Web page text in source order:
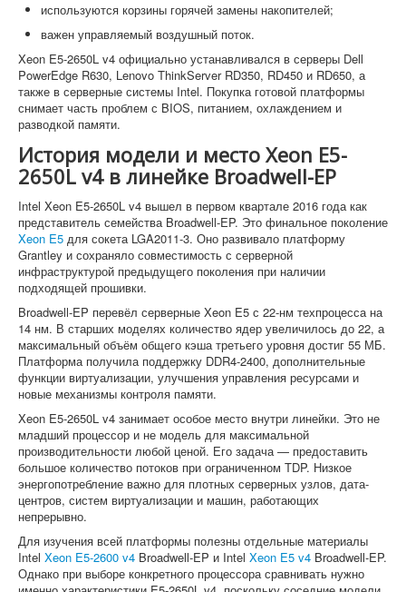
используются корзины горячей замены накопителей;
важен управляемый воздушный поток.
Xeon E5-2650L v4 официально устанавливался в серверы Dell
PowerEdge R630, Lenovo ThinkServer RD350, RD450 и RD650, а
также в серверные системы Intel. Покупка готовой платформы
снимает часть проблем с BIOS, питанием, охлаждением и
разводкой памяти.
История модели и место Xeon E5-
2650L v4 в линейке Broadwell-EP
Intel Xeon E5-2650L v4 вышел в первом квартале 2016 года как
представитель семейства Broadwell-EP. Это финальное поколение
Xeon E5 для сокета LGA2011-3. Оно развивало платформу
Grantley и сохраняло совместимость с серверной
инфраструктурой предыдущего поколения при наличии
подходящей прошивки.
Broadwell-EP перевёл серверные Xeon E5 с 22-нм техпроцесса на
14 нм. В старших моделях количество ядер увеличилось до 22, а
максимальный объём общего кэша третьего уровня достиг 55 МБ.
Платформа получила поддержку DDR4-2400, дополнительные
функции виртуализации, улучшения управления ресурсами и
новые механизмы контроля памяти.
Xeon E5-2650L v4 занимает особое место внутри линейки. Это не
младший процессор и не модель для максимальной
производительности любой ценой. Его задача — предоставить
большое количество потоков при ограниченном TDP. Низкое
энергопотребление важно для плотных серверных узлов, дата-
центров, систем виртуализации и машин, работающих
непрерывно.
Для изучения всей платформы полезны отдельные материалы
Intel Xeon E5-2600 v4 Broadwell-EP и Intel Xeon E5 v4 Broadwell-EP.
Однако при выборе конкретного процессора сравнивать нужно